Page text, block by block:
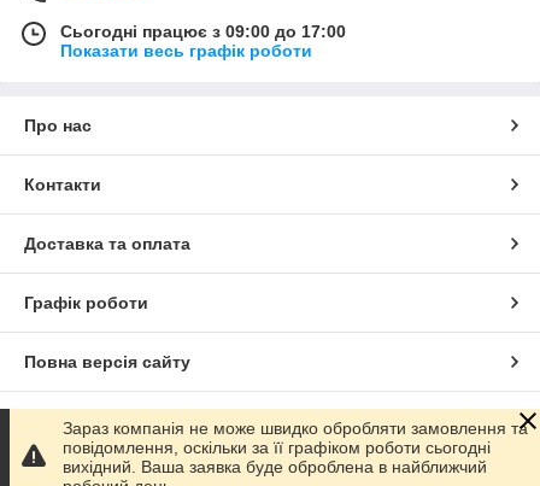
Сьогодні працює з 09:00 до 17:00
Показати весь графік роботи
Про нас
Контакти
Доставка та оплата
Графік роботи
Повна версія сайту
Сайт створено на маркетплейсі Prom.ua
Політика конфіденційності
Зараз компанія не може швидко обробляти замовлення та
повідомлення, оскільки за її графіком роботи сьогодні
вихідний. Ваша заявка буде оброблена в найближчий